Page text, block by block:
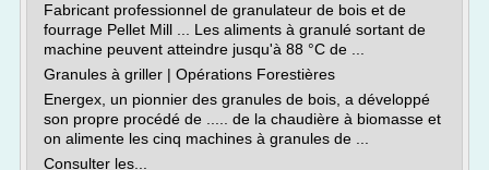
Fabricant professionnel de granulateur de bois et de
fourrage Pellet Mill ... Les aliments à granulé sortant de
machine peuvent atteindre jusqu'à 88 °C de ...
Granules à griller | Opérations Forestières
Energex, un pionnier des granules de bois, a développé
son propre procédé de ..... de la chaudière à biomasse et
on alimente les cinq machines à granules de ...
Consulter les...